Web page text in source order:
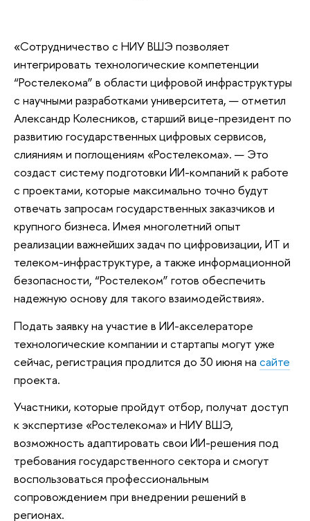
«Сотрудничество с НИУ ВШЭ позволяет
интегрировать технологические компетенции
“Ростелекома” в области цифровой инфраструктуры
с научными разработками университета, — отметил
Александр Колесников, старший вице-президент по
развитию государственных цифровых сервисов,
слияниям и поглощениям «Ростелекома». — Это
создаст систему подготовки ИИ-компаний к работе
с проектами, которые максимально точно будут
отвечать запросам государственных заказчиков и
крупного бизнеса. Имея многолетний опыт
реализации важнейших задач по цифровизации, ИТ и
телеком-инфраструктуре, а также информационной
безопасности, “Ростелеком” готов обеспечить
надежную основу для такого взаимодействия».
Подать заявку на участие в ИИ-акселераторе
технологические компании и стартапы могут уже
сейчас, регистрация продлится до 30 июня на сайте
проекта.
Участники, которые пройдут отбор, получат доступ
к экспертизе «Ростелекома» и НИУ ВШЭ,
возможность адаптировать свои ИИ-решения под
требования государственного сектора и смогут
воспользоваться профессиональным
сопровождением при внедрении решений в
регионах.